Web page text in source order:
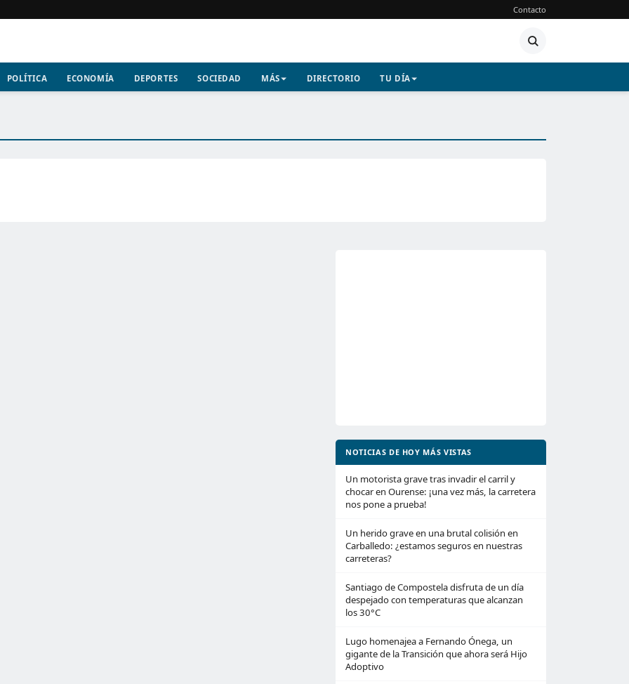
Contacto
POLÍTICA ECONOMÍA DEPORTES SOCIEDAD MÁS DIRECTORIO TU DÍA
NOTICIAS DE HOY MÁS VISTAS
Un motorista grave tras invadir el carril y
chocar en Ourense: ¡una vez más, la carretera
nos pone a prueba!
Un herido grave en una brutal colisión en
Carballedo: ¿estamos seguros en nuestras
carreteras?
Santiago de Compostela disfruta de un día
despejado con temperaturas que alcanzan
los 30°C
Lugo homenajea a Fernando Ónega, un
gigante de la Transición que ahora será Hijo
Adoptivo